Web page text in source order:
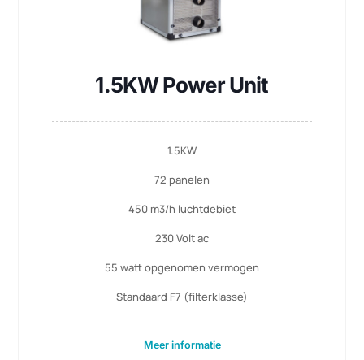
1.5KW Power Unit
1.5KW
72 panelen
450 m3/h luchtdebiet